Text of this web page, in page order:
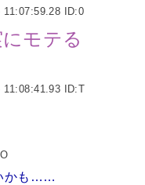
11:07:59.28 ID:0
モテる
11:08:41.93 ID:T
かも……